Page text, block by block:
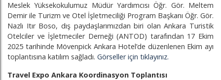
Meslek Yüksekokulumuz Müdür Yardımcısı Öğr. Gör. Meltem
Demir ile Turizm ve Otel İşletmeciliği Program Başkanı Öğr. Gör.
Nazlı Itır Boso, dış paydaşlarımızdan biri olan Ankara Turistik
Otelciler ve İşletmeciler Derneği (ANTOD) tarafından 17 Ekim
2025 tarihinde Mövenpick Ankara Hotel’de düzenlenen Ekim ayı
toplantısına katılım sağladı. Görseller için tıklayınız.
Travel Expo Ankara Koordinasyon Toplantısı